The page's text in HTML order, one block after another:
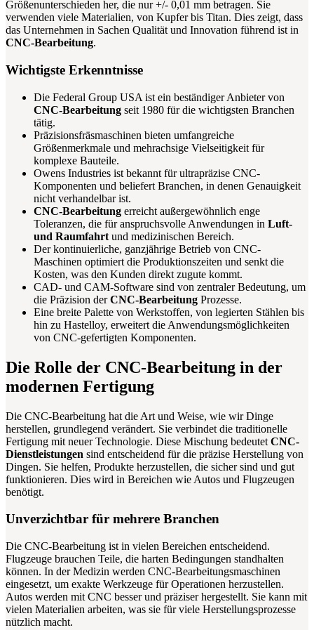
Größenunterschieden her, die nur +/- 0,01 mm betragen. Sie
verwenden viele Materialien, von Kupfer bis Titan. Dies zeigt, dass
das Unternehmen in Sachen Qualität und Innovation führend ist in
CNC-Bearbeitung.
Wichtigste Erkenntnisse
Die Federal Group USA ist ein beständiger Anbieter von
CNC-Bearbeitung seit 1980 für die wichtigsten Branchen
tätig.
Präzisionsfräsmaschinen bieten umfangreiche
Größenmerkmale und mehrachsige Vielseitigkeit für
komplexe Bauteile.
Owens Industries ist bekannt für ultrapräzise CNC-
Komponenten und beliefert Branchen, in denen Genauigkeit
nicht verhandelbar ist.
CNC-Bearbeitung erreicht außergewöhnlich enge
Toleranzen, die für anspruchsvolle Anwendungen in Luft-
und Raumfahrt und medizinischen Bereich.
Der kontinuierliche, ganzjährige Betrieb von CNC-
Maschinen optimiert die Produktionszeiten und senkt die
Kosten, was den Kunden direkt zugute kommt.
CAD- und CAM-Software sind von zentraler Bedeutung, um
die Präzision derCNC-Bearbeitung Prozesse.
Eine breite Palette von Werkstoffen, von legierten Stählen bis
hin zu Hastelloy, erweitert die Anwendungsmöglichkeiten
von CNC-gefertigten Komponenten.
Die Rolle der CNC-Bearbeitung in der
modernen Fertigung
Die CNC-Bearbeitung hat die Art und Weise, wie wir Dinge
herstellen, grundlegend verändert. Sie verbindet die traditionelle
Fertigung mit neuer Technologie. Diese Mischung bedeutet CNC-
Dienstleistungen sind entscheidend für die präzise Herstellung von
Dingen. Sie helfen, Produkte herzustellen, die sicher sind und gut
funktionieren. Dies wird in Bereichen wie Autos und Flugzeugen
benötigt.
Unverzichtbar für mehrere Branchen
Die CNC-Bearbeitung ist in vielen Bereichen entscheidend.
Flugzeuge brauchen Teile, die harten Bedingungen standhalten
können. In der Medizin werden CNC-Bearbeitungsmaschinen
eingesetzt, um exakte Werkzeuge für Operationen herzustellen.
Autos werden mit CNC besser und präziser hergestellt. Sie kann mit
vielen Materialien arbeiten, was sie für viele Herstellungsprozesse
nützlich macht.